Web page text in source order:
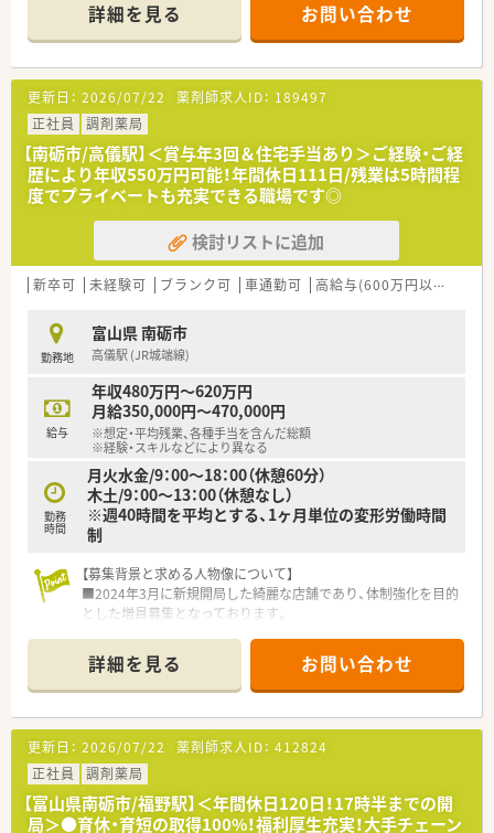
【店舗情報と応需状況について】
■最寄り駅から徒歩8分と通勤しやすく、車通勤も可能となって
いるため、ご自身の生活スタイルに合わせた通勤が可能です。
■近隣のクリニックから内科や循環器科の処方箋を1日あたり
50枚から60枚ほど応需しており、落ち着いて業務に取り組めま
す。
■外来調剤に加えて居宅の患者様への在宅業務も実施しており、
地域医療にしっかりと貢献できる体制が整っている店舗です。
【法人特徴について】
■調剤薬局の運営だけでなく、将来的にご自身の薬局を持ちたい
と考える薬剤師へ向けた独立開局支援事業にも取り組んでいま
す。
■これまでに15法人15名の独立を支援してきた確かな実績があ
す。
■自他共栄の精神を大切にしており、同じ志を持つ仲間同士で互
いに刺激し合いながら成長していける社風が大きな魅力です。
【職場環境と雰囲気】
■スタッフ同士のコミュニケーションが活発で、年齢や経験に関
係なく誰でも自由に意見を言い合える風通しの良さが特徴で
■高い目標を持つ前向きなスタッフが多く在籍しており、お互い
に切磋琢磨しながらスキルアップを目指せる活気ある職場で
す。
■薬剤師会への加入など教育制度が充実しているため、常に新し
す。
詳細を見る お問い合わせ
更新日： 2026/07/22 薬剤師求人ID： 189497
正社員
調剤薬局
【南砺市/高儀駅】＜賞与年3回＆住宅手当あり＞ご経験・ご経
歴により年収550万円可能！年間休日111日/残業は5時間程
度でプライベートも充実できる職場です◎
検討リストに追加
新卒可 未経験可 ブランク可 車通勤可 高給与(600万円以上)
勤務地
富山県 南砺市
高儀駅 (JR城端線)
給与
年収480万円～620万円
月給350,000円～470,000円
※想定・平均残業、各種手当を含んだ総額
※経験・スキルなどにより異なる
勤務
時間
月火水金/9：00～18：00（休憩60分）
木土/9：00～13：00（休憩なし）
※週40時間を平均とする、1ヶ月単位の変形労働時間
制
【募集背景と求める人物像について】
■2024年3月に新規開局した綺麗な店舗であり、体制強化を目的
とした増員募集となっております。
したら未経験の方のご応募も歓迎いたします。
■門前のドクターや患者様と良好な関係を築ける、コミュニケー
ション能力をお持ちの方を求めております。
【法人特徴について】
■北陸3県において合計50店舗以上の調剤薬局を運営しており、
地域医療に大きく貢献している法人です。
■調剤薬局事業のほかに臨床検査事業や食品衛生事業も展開し
ており、非常に安定した経営基盤を誇ります。
詳細を見る お問い合わせ
更新日： 2026/07/22 薬剤師求人ID： 412824
正社員
調剤薬局
【富山県南砺市/福野駅】＜年間休日120日！17時半までの開
局＞●育休・育短の取得100%！福利厚生充実！大手チェーン